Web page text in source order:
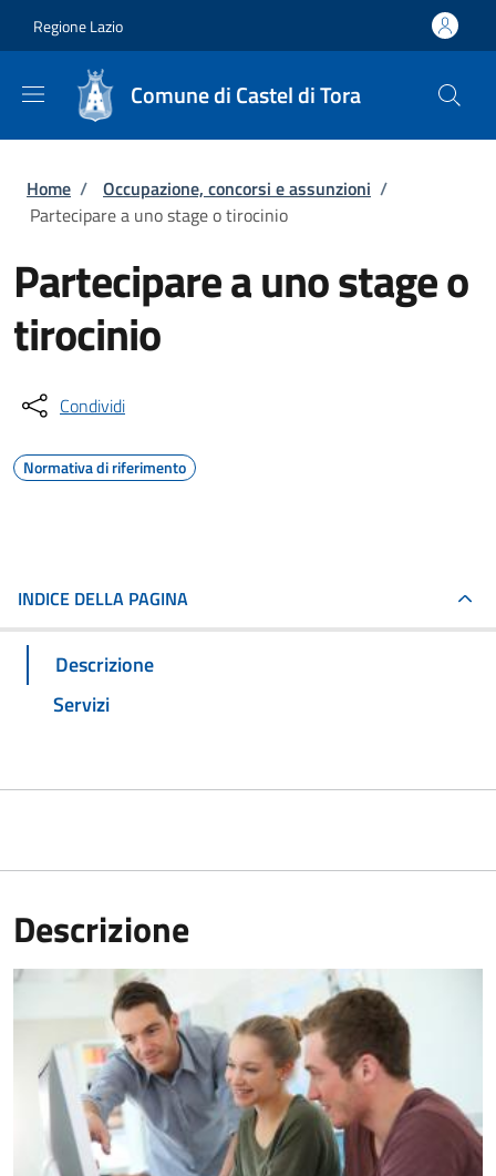
Regione Lazio
Comune di Castel di Tora
Briciole di pane
Home / Occupazione, concorsi e assunzioni /
Partecipare a uno stage o tirocinio
Partecipare a uno stage o
tirocinio
Condividi
Normativa di riferimento
INDICE DELLA PAGINA
Descrizione
Servizi
Descrizione